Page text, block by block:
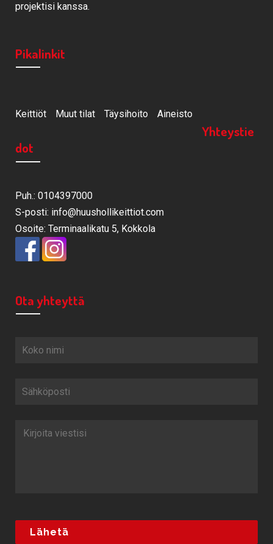
projektisi kanssa.
Pikalinkit
Keittiöt Muut tilat Täysihoito Aineisto
Yhteystie
dot
Puh.: 0104397000
S-posti: info@huushollikeittiot.com
Osoite: Terminaalikatu 5, Kokkola
Ota yhteyttä